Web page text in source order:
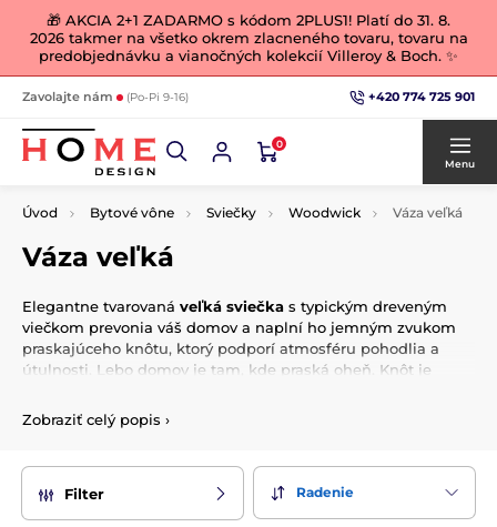
🎁 AKCIA 2+1 ZADARMO s kódom 2PLUS1! Platí do 31. 8.
2026 takmer na všetko okrem zlacneného tovaru, tovaru na
predobjednávku a vianočných kolekcií Villeroy & Boch. ✨
Zavolajte nám (Po-Pi 9-16) +420 774 725 901
0
Menu
Úvod Bytové vône Sviečky Woodwick Váza veľká
Váza veľká
Elegantne tvarovaná veľká sviečka s typickým dreveným
viečkom prevonia váš domov a naplní ho jemným zvukom
praskajúceho knôtu, ktorý podporí atmosféru pohodlia a
útulnosti. Lebo domov je tam, kde praská oheň. Knôt je
Prevoňanie po dobu
V tejto veľkosti si môžete vychutnať sviečky s jedinečnou
kombináciou troch vôní (
Trilogy
), ktoré sa rozpúšťajú po
vrstvách a postupne odkrývajú svoju harmóniu a originálny
Zobraziť celý popis ›
Filter Radenie